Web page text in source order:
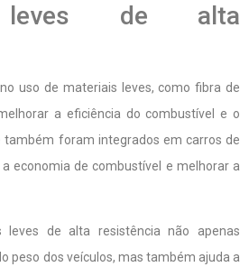
leves de alta
uso de materiais leves, como fibra de
a eficiência do combustível e o
também foram integrados em carros de
economia de combustível e melhorar a
leves de alta resistência não apenas
peso dos veículos, mas também ajuda a